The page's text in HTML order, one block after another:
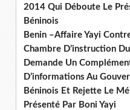
2014 Qui Déboute Le
Béninois
Benin –Affaire Yayi
Chambre D’instruction
Demande Un
D’informations Au
Béninois Et Rejette Le
Présenté Par Boni Yayi